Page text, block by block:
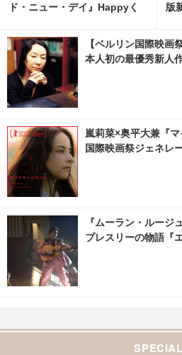
ド・ニュー・デイ』Happyく
真・画像 | cinemacafe.net
版
【ベルリン国際映画
本人初の最優秀新人
嵐莉菜×奥平大兼『
国際映画祭ジェネレ
『ムーラン・ルージ
プレスリーの物語『
SPECIAL